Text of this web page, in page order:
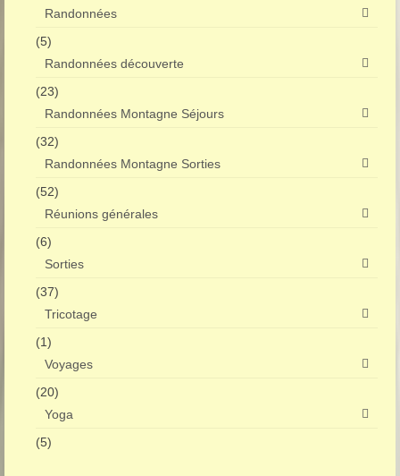
Randonnées
(5)
Randonnées découverte
(23)
Randonnées Montagne Séjours
(32)
Randonnées Montagne Sorties
(52)
Réunions générales
(6)
Sorties
(37)
Tricotage
(1)
Voyages
(20)
Yoga
(5)